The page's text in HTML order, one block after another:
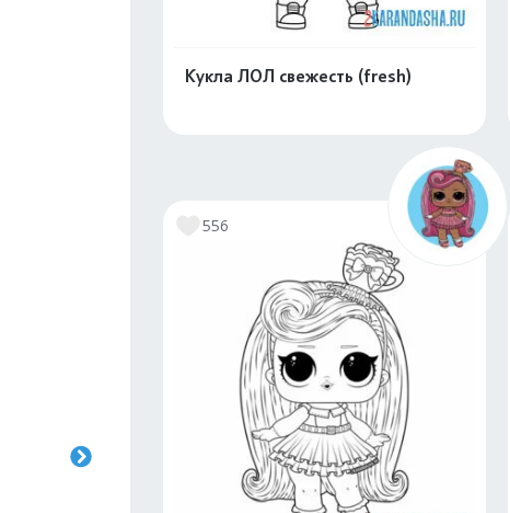
Кукла ЛОЛ свежесть (fresh)
556